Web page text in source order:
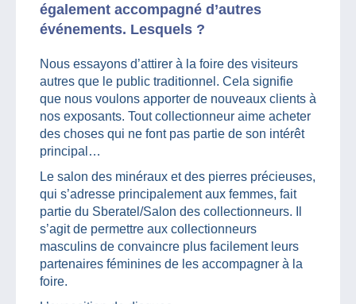
également accompagné d’autres
événements. Lesquels ?
Nous essayons d’attirer à la foire des visiteurs
autres que le public traditionnel. Cela signifie
que nous voulons apporter de nouveaux clients à
nos exposants. Tout collectionneur aime acheter
des choses qui ne font pas partie de son intérêt
principal…
Le salon des minéraux et des pierres précieuses,
qui s’adresse principalement aux femmes, fait
partie du Sberatel/Salon des collectionneurs. Il
s’agit de permettre aux collectionneurs
masculins de convaincre plus facilement leurs
partenaires féminines de les accompagner à la
foire.